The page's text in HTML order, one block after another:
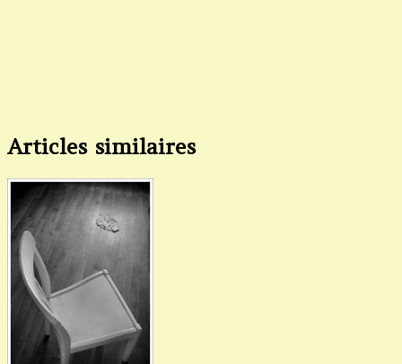
Articles similaires